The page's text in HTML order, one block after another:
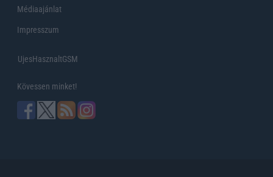
Médiaajánlat
Impresszum
UjesHasznaltGSM
Kövessen minket!